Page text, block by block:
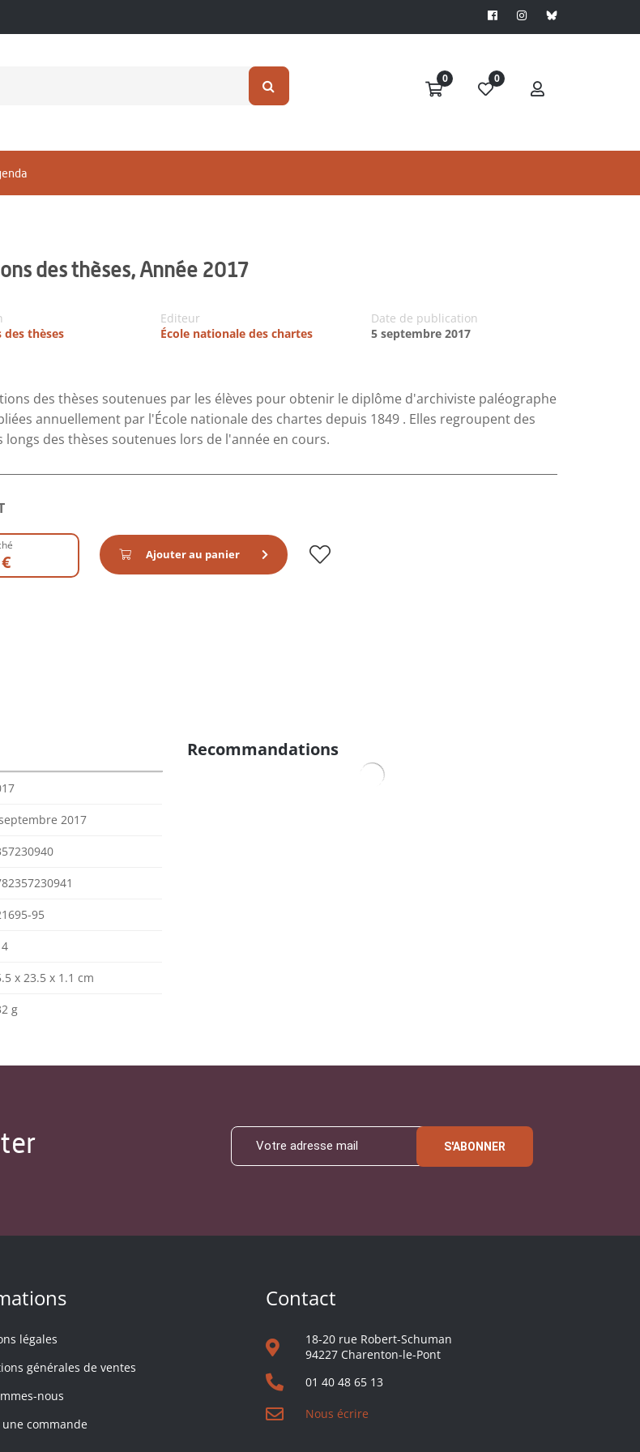
0 0
des thèses, Année 2017
des thèses
Editeur
École nationale des chartes
Date de publication
5 septembre 2017
des thèses soutenues par les élèves pour obtenir le diplôme d'archiviste paléographe
annuellement par l'École nationale des chartes depuis 1849 . Elles regroupent des
longs des thèses soutenues lors de l'année en cours.
Ajouter au panier
2017
95
x 23.5 x 1.1 cm
g
Recommandations
S'ABONNER
légales
générales de ventes
nous
commande
Contact
18-20 rue Robert-Schuman
94227 Charenton-le-Pont
01 40 48 65 13
Nous écrire